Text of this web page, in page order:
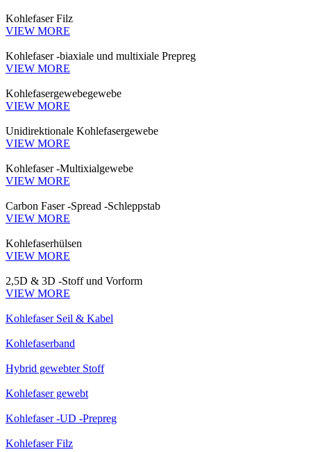
Kohlefaser Filz
VIEW MORE
Kohlefaser -biaxiale und multixiale Prepreg
VIEW MORE
Kohlefasergewebegewebe
VIEW MORE
Unidirektionale Kohlefasergewebe
VIEW MORE
Kohlefaser -Multixialgewebe
VIEW MORE
Carbon Faser -Spread -Schleppstab
VIEW MORE
Kohlefaserhülsen
VIEW MORE
2,5D & 3D -Stoff und Vorform
VIEW MORE
Kohlefaser Seil & Kabel
Kohlefaserband
Hybrid gewebter Stoff
Kohlefaser gewebt
Kohlefaser -UD -Prepreg
Kohlefaser Filz